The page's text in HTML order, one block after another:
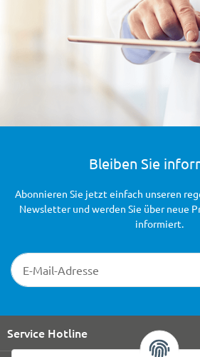
Bleiben Sie
Newsletter-Registrierung
Abonnieren Sie jetzt einfach unseren
Newsletter und werden Sie über neue
informiert.
Service Hotline